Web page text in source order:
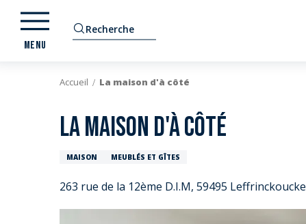
Aller
contenu
Recherche
MENU
Accueil La maison d'à côté
La maison d'à côté
MAISON MEUBLÉS ET GÎTES
263 rue de la 12ème D.I.M, 59495 Leffrinckoucke